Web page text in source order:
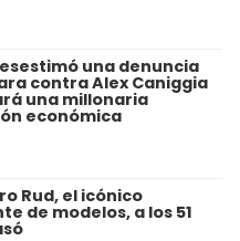
una denuncia
contra Alex Caniggia
una millonaria
económica
Rud, el icónico
de modelos, a los 51